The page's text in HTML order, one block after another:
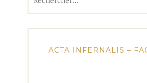
ACTA INFERNALIS –